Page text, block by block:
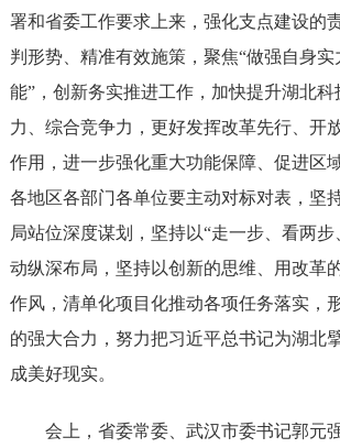
署和省委工作要求上来，强化支点建设的
判形势、精准有效施策，聚焦“做强自身
能”，创新务实推进工作，加快提升湖北
力、综合竞争力，更好发挥改革先行、开
作用，进一步强化重大功能保障、促进区
各地区各部门各单位要主动对标对表，坚
局站位深度谋划，坚持以“走一步、看两
动纵深布局，坚持以创新的思维、用改革
作风，清单化项目化推动各项任务落实，
的强大合力，努力把习近平总书记为湖北
成美好现实。
会上，省委常委、武汉市委书记郭元